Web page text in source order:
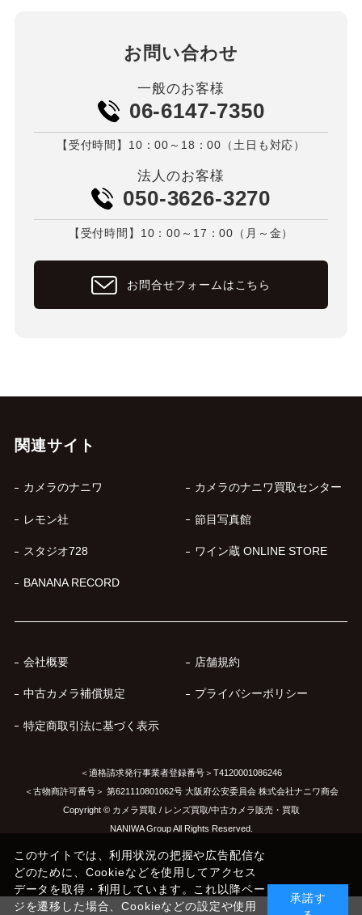
お問い合わせ
一般のお客様
06-6147-7350
【受付時間】10：00～18：00（土日も対応）
法人のお客様
050-3626-3270
【受付時間】10：00～17：00（月～金）
お問合せフォームはこちら
関連サイト
カメラのナニワ カメラのナニワ買取センター
レモン社 節目写真館
スタジオ728 ワイン蔵 ONLINE STORE
BANANA RECORD
会社概要 店舗規約
中古カメラ補償規定 プライバシーポリシー
特定商取引法に基づく表示
＜適格請求発行事業者登録番号＞T4120001086246
＜古物商許可番号＞ 第621110801062号 大阪府公安委員会 株式会社ナニワ商会
Copyright © カメラ買取 / レンズ買取/中古カメラ販売・買取
NANIWA Group All Rights Reserved.
このサイトでは、利用状況の把握や広告配信な
どのために、Cookieなどを使用してアクセス
データを取得・利用しています。これ以降ペー
ジを遷移した場合、Cookieなどの設定や使用
承諾す